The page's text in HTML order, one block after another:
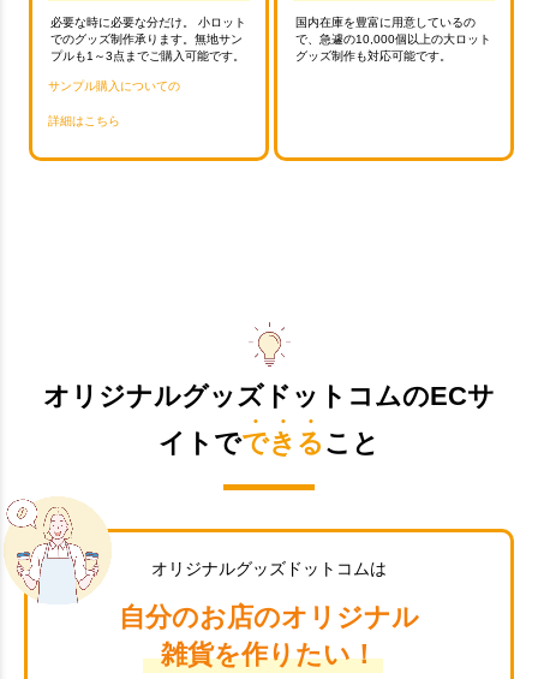
必要な時に必要な分だけ。 小ロット
でのグッズ制作承ります。無地サン
プルも1～3点までご購入可能です。
サンプル購入についての
詳細はこちら
国内在庫を豊富に用意しているの
で、急遽の10,000個以上の大ロット
グッズ制作も対応可能です。
オリジナルグッズドットコムのECサ
イトでできる こと
オリジナルグッズドットコムは
自分のお店のオリジナル
雑貨を作りたい！